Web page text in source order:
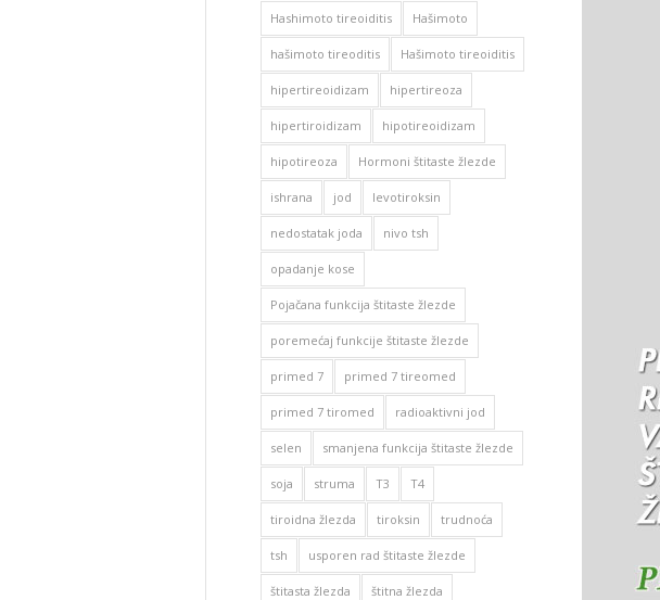
Hashimoto tireoiditis Hašimoto
hašimoto tireoditis Hašimoto tireoiditis
hipertireoidizam hipertireoza
hipertiroidizam hipotireoidizam
hipotireoza Hormoni štitaste žlezde
ishrana jod levotiroksin
nedostatak joda nivo tsh
opadanje kose
Pojačana funkcija štitaste žlezde
poremećaj funkcije štitaste žlezde
primed 7 primed 7 tireomed
primed 7 tiromed radioaktivni jod
selen smanjena funkcija štitaste žlezde
soja struma T3 T4
tiroidna žlezda tiroksin trudnoća
tsh usporen rad štitaste žlezde
štitasta žlezda štitna žlezda